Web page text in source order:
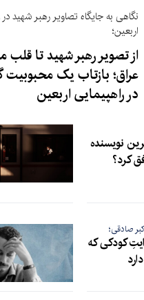
نگاهی به جایگاه تصاویر رهبر شهید در
اربعین؛
از تصویر رهبر شهید تا قلب
عراق؛ بازتاب یک محبوبیت
در راهپیمایی اربعین
نویسنده
کرد؟
صادقی؛
کودکی که